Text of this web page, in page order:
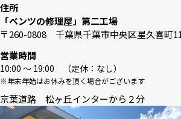
住所
「ベンツの修理屋」第二工場
〒260-0808 千葉県千葉市中央区星久喜町
営業時間
10:00 〜 19:00 （定休：なし）
※年末年始はお休みを頂く場合がございます
京葉道路 松ヶ丘インターから２分